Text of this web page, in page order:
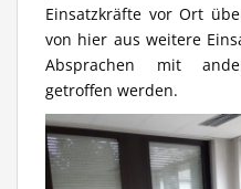
Einsatzkräfte vor Ort
von hier aus weitere
Absprachen mit
getroffen werden.